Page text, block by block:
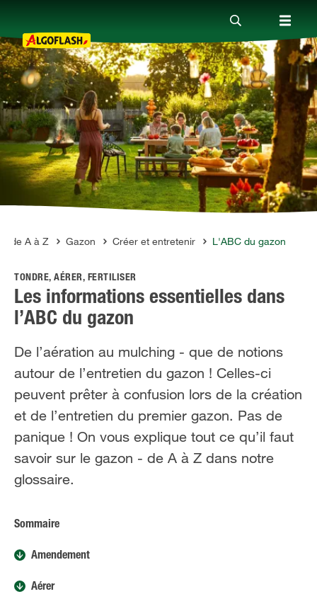
Nos produits
Conseils
Qui sommes-nous ?
Promotions
de A à Z Gazon Créer et entretenir L'ABC du gazon
TONDRE, AÉRER, FERTILISER
Les informations essentielles dans
l’ABC du gazon
De l’aération au mulching - que de notions
autour de l’entretien du gazon ! Celles-ci
peuvent prêter à confusion lors de la création
et de l’entretien du premier gazon. Pas de
panique ! On vous explique tout ce qu’il faut
savoir sur le gazon - de A à Z dans notre
glossaire.
Sommaire
Amendement
Aérer